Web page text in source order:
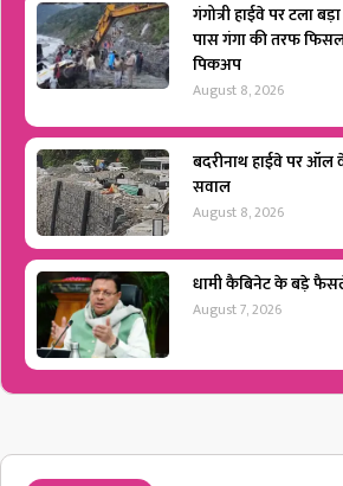
गंगोत्री हाईवे पर टला
पास गंगा की तरफ
पिकअप
August 8, 2026
बदरीनाथ हाईवे पर ऑल
सवाल
August 8, 2026
धामी कैबिनेट के बड़े
August 7, 2026